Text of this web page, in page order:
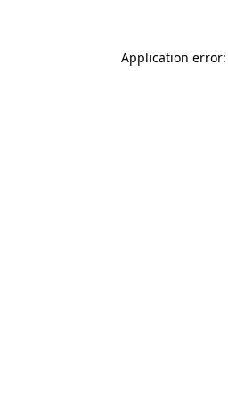
Application